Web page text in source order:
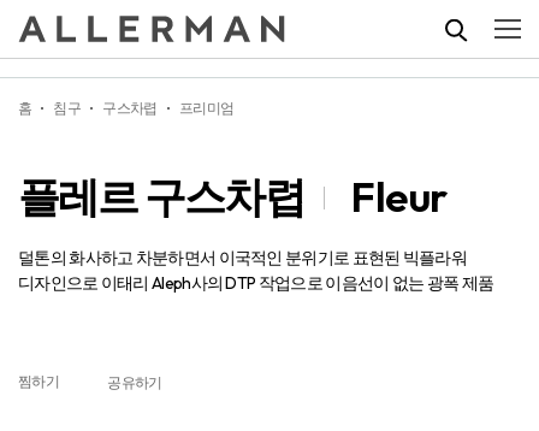
홈 침구 구스차렵 프리미엄
플레르 구스차렵 Fleur
덜톤의 화사하고 차분하면서 이국적인 분위기로 표현된 빅플라워
디자인으로 이태리 Aleph사의 DTP 작업으로 이음선이 없는 광폭 제품
찜하기 공유하기
플레르 구스차렵 Fleur